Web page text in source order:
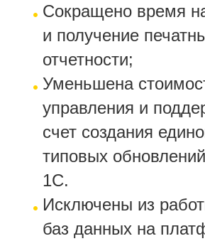
Сокращено время
и получение
отчетности;
Уменьшена
управления и
счет создания
типовых
1С.
Исключены из
баз данных на